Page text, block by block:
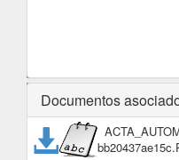
Documentos